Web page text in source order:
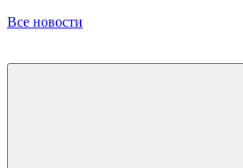
Все новости